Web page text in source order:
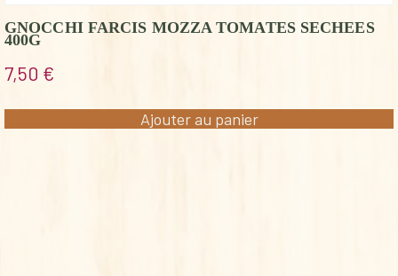
GNOCCHI FARCIS MOZZA TOMATES SECHEES
400G
7,50 €
Ajouter au panier